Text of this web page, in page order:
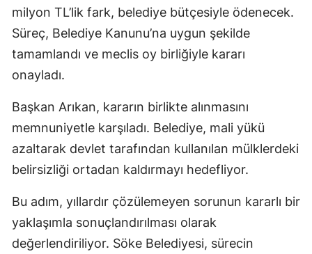
milyon TL’lik fark, belediye bütçesiyle ödenecek.
Süreç, Belediye Kanunu’na uygun şekilde
tamamlandı ve meclis oy birliğiyle kararı
onayladı.
Başkan Arıkan, kararın birlikte alınmasını
memnuniyetle karşıladı. Belediye, mali yükü
azaltarak devlet tarafından kullanılan mülklerdeki
belirsizliği ortadan kaldırmayı hedefliyor.
Bu adım, yıllardır çözülemeyen sorunun kararlı bir
yaklaşımla sonuçlandırılması olarak
değerlendiriliyor. Söke Belediyesi, sürecin